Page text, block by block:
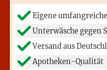
Eigene
Unterwäsche gegen
Versand aus
Apotheken-Qualität